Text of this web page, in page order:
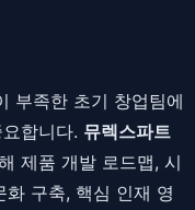
부족한 초기 창업팀에
합니다. 뮤렉스파트
제품 개발 로드맵, 시
구축, 핵심 인재 영